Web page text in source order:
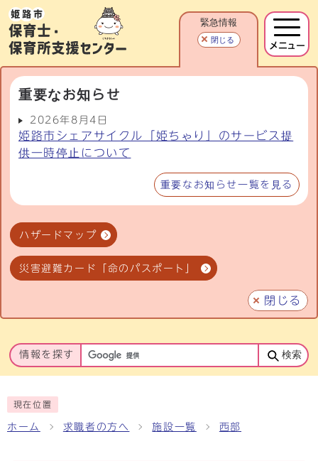
緊急情報
閉じる
重要なお知らせ
2026年8月4日
姫路市シェアサイクル「姫ちゃり」のサービス提
供一時停止について
重要なお知らせ一覧を見る
ハザードマップ
災害避難カード「命のパスポート」
閉じる
メニュー
情報を探す 検索
現在位置
ホーム 求職者の方へ 施設一覧 西部